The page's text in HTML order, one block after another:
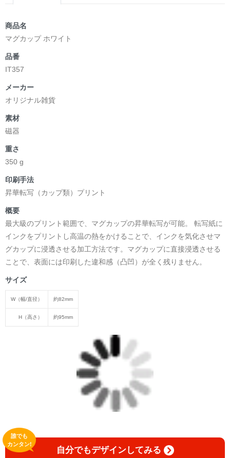
商品名
マグカップ ホワイト
品番
IT357
メーカー
オリジナル雑貨
素材
磁器
重さ
350 g
印刷手法
昇華転写（カップ類）プリント
概要
最大級のプリント範囲で、マグカップの昇華転写が可能。 転写紙に
インクをプリントし高温の熱をかけることで、インクを気化させマ
グカップに浸透させる加工方法です。マグカップに直接浸透させる
ことで、表面には印刷した違和感（凸凹）が全く残りません。
サイズ
W（幅/直径） 約82mm
H（高さ） 約95mm
自分でもデザインしてみる
誰でも
カンタン!